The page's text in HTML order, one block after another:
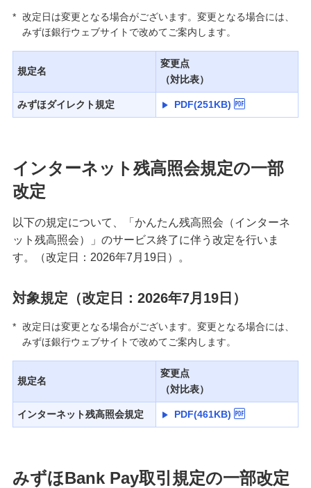
* 改定日は変更となる場合がございます。変更となる場合には、
みずほ銀行ウェブサイトで改めてご案内します。
規定名
変更点
（対比表）
みずほダイレクト規定 PDF(251KB)
インターネット残高照会規定の一部
改定
以下の規定について、「かんたん残高照会（インターネ
ット残高照会）」のサービス終了に伴う改定を行いま
す。（改定日：2026年7月19日）。
対象規定（改定日：2026年7月19日）
* 改定日は変更となる場合がございます。変更となる場合には、
みずほ銀行ウェブサイトで改めてご案内します。
規定名
変更点
（対比表）
インターネット残高照会規定 PDF(461KB)
みずほBank Pay取引規定の一部改定